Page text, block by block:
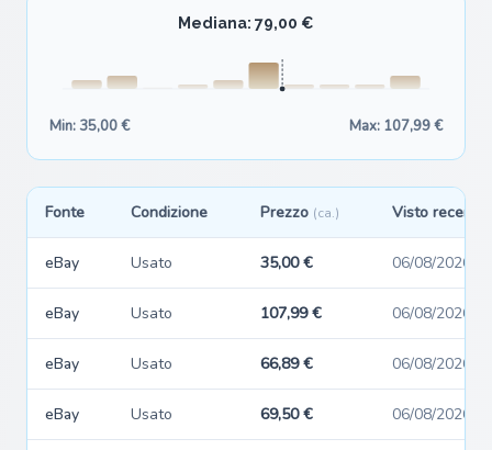
Mediana: 79,00 €
Min: 35,00 € Max: 107,99 €
Fonte Condizione Prezzo (ca.) Visto
eBay Usato 35,00 € 06/08/2026
eBay Usato 107,99 € 06/08/2026
eBay Usato 66,89 € 06/08/2026
eBay Usato 69,50 € 06/08/2026